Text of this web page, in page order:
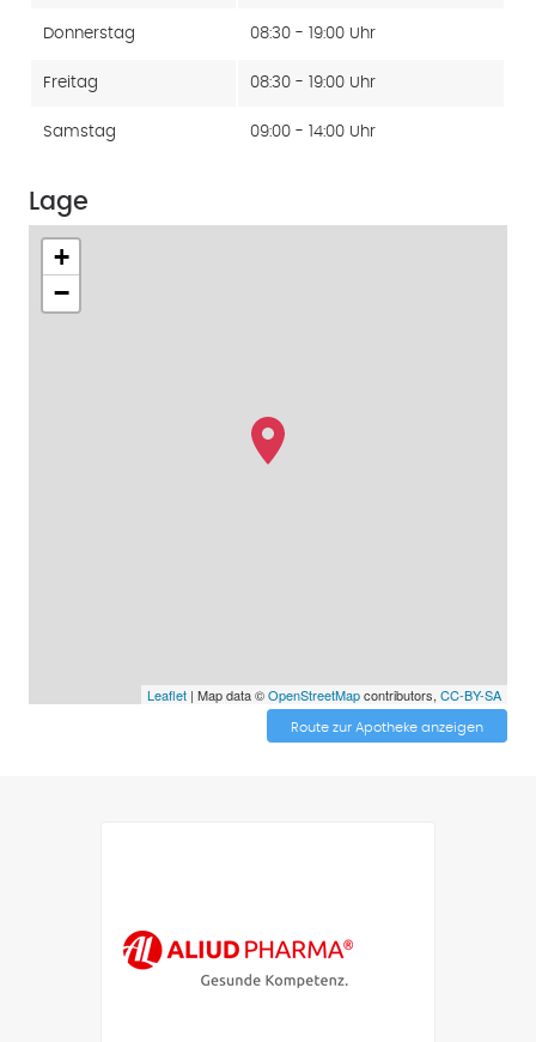
Donnerstag 08:30 - 19:00 Uhr
Freitag 08:30 - 19:00 Uhr
Samstag 09:00 - 14:00 Uhr
Lage
+
−
Leaflet| Map data ©OpenStreetMapcontributors, CC-BY-SA
Route zur Apotheke anzeigen